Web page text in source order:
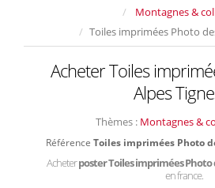
Montagnes &
Toiles imprimées Photo
Acheter Toiles
Alpes
Thèmes : Montagnes &
Référence Toiles imprimées Photo
Acheterposter Toiles imprimées Photo
en france.